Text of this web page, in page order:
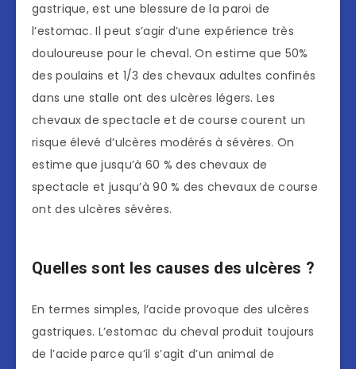
gastrique, est une blessure de la paroi de
l’estomac. Il peut s’agir d’une expérience très
douloureuse pour le cheval. On estime que 50%
des poulains et 1/3 des chevaux adultes confinés
dans une stalle ont des ulcères légers. Les
chevaux de spectacle et de course courent un
risque élevé d’ulcères modérés à sévères. On
estime que jusqu’à 60 % des chevaux de
spectacle et jusqu’à 90 % des chevaux de course
ont des ulcères sévères.
Quelles sont les causes des ulcères ?
En termes simples, l’acide provoque des ulcères
gastriques. L’estomac du cheval produit toujours
de l’acide parce qu’il s’agit d’un animal de